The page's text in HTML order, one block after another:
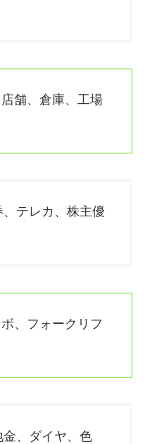
店舗、倉庫、工場
テレカ、株主優
ボ、フォークリフ
金、ダイヤ、色